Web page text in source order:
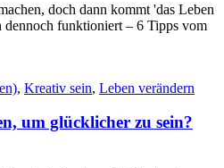
doch dann kommt 'das Leben
dennoch funktioniert – 6 Tipps vom
, Kreativ sein, Leben verändern
um glücklicher zu sein?